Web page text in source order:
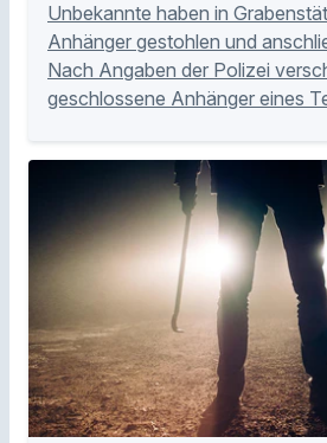
Unbekannte haben in
Anhänger gestohlen und
Nach Angaben der Polizei
geschlossene Anhänger eines